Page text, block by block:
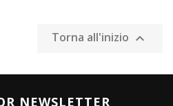
Torna all'inizio 
NEWSLETTER